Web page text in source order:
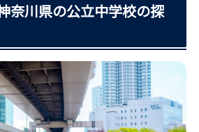
奈川県の公立中学校の探